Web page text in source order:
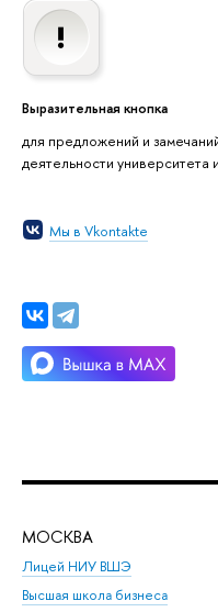
Выразительная кнопка
для предложений и
деятельности
Мы в Vkontakte
МОСКВА
Лицей НИУ ВШЭ
Высшая школа бизнеса